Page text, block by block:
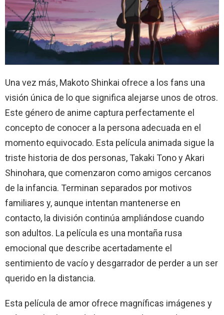
Una vez más, Makoto Shinkai ofrece a los fans una
visión única de lo que significa alejarse unos de otros.
Este género de anime captura perfectamente el
concepto de conocer a la persona adecuada en el
momento equivocado. Esta película animada sigue la
triste historia de dos personas, Takaki Tono y Akari
Shinohara, que comenzaron como amigos cercanos
de la infancia. Terminan separados por motivos
familiares y, aunque intentan mantenerse en
contacto, la división continúa ampliándose cuando
son adultos. La película es una montaña rusa
emocional que describe acertadamente el
sentimiento de vacío y desgarrador de perder a un ser
querido en la distancia.
Esta película de amor ofrece magníficas imágenes y